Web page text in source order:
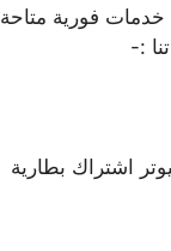
خدمات فورية متاحة
:-
اشتراك بطارية